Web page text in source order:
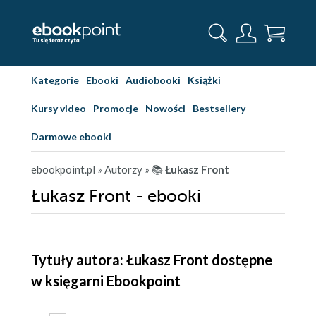
Kategorie Ebooki Audiobooki Książki
Kursy video Promocje Nowości Bestsellery
Darmowe ebooki
ebookpoint.pl » Autorzy » 📚Łukasz Front
Łukasz Front - ebooki
Tytuły autora: Łukasz Front dostępne
w księgarni Ebookpoint